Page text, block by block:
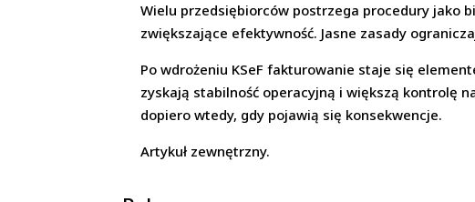
Wielu przedsiębiorców postrzega procedury jako
zwiększające efektywność. Jasne zasady
Po wdrożeniu KSeF fakturowanie staje się
zyskają stabilność operacyjną i większą kontrolę
dopiero wtedy, gdy pojawią się konsekwencje.
Artykuł zewnętrzny.